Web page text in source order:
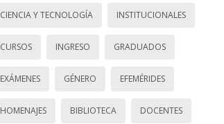
CIENCIA Y TECNOLOGÍA INSTITUCIONALES
CURSOS INGRESO GRADUADOS
EXÁMENES GÉNERO EFEMÉRIDES
HOMENAJES BIBLIOTECA DOCENTES